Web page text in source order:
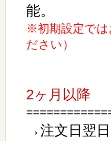
能。
※初期設定では
ださい）
2ヶ月以降
→注文日翌